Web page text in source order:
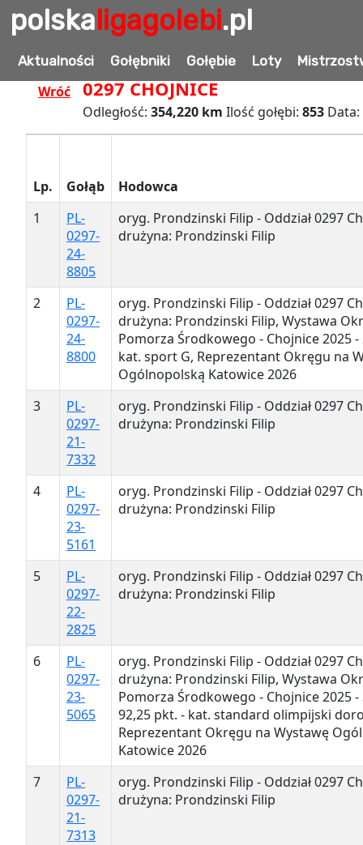
polskaligagolebi.pl
Aktualności Gołębniki Gołębie Loty
Wróć
WYNIKI LOTU:LOT-09
0297 CHOJNICE
Odległość: 354,220 km Ilość gołębi: 853 Data:
Lp. Gołąb
Hodowca
1
PL-
0297-
24-
8805
oryg. Prondzinski Filip - Oddział 0297
drużyna: Prondzinski Filip
2
PL-
0297-
24-
8800
oryg. Prondzinski Filip - Oddział 0297
drużyna: Prondzinski Filip, Wystawa
Pomorza Środkowego - Chojnice 2025 -
kat. sport G, Reprezentant Okręgu na
Ogólnopolską Katowice 2026
3
PL-
0297-
21-
7332
oryg. Prondzinski Filip - Oddział 0297
drużyna: Prondzinski Filip
4
PL-
0297-
23-
5161
oryg. Prondzinski Filip - Oddział 0297
drużyna: Prondzinski Filip
5
PL-
0297-
22-
2825
oryg. Prondzinski Filip - Oddział 0297
drużyna: Prondzinski Filip
6
PL-
0297-
23-
5065
oryg. Prondzinski Filip - Oddział 0297
drużyna: Prondzinski Filip, Wystawa
Pomorza Środkowego - Chojnice 2025 -
92,25 pkt. - kat. standard olimpijski
Reprezentant Okręgu na Wystawę
Katowice 2026
7
PL-
0297-
21-
7313
oryg. Prondzinski Filip - Oddział 0297
drużyna: Prondzinski Filip